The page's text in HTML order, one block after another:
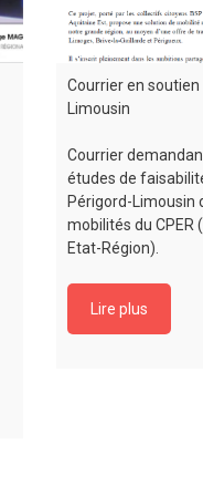
Courrier en soutien
Limousin
Courrier
études de
Périgord-Limousin
mobilités du CPER
Etat-Région).
Lire plus